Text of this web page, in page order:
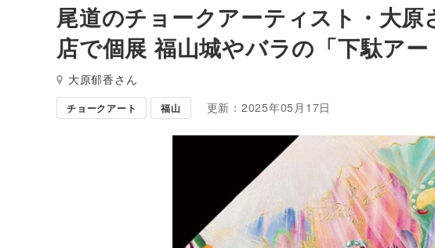
尾道のチョークアーティスト・大
店で個展 福山城やバラの「下駄ア
大原郁香さん
チョークアート 福山 更新：2025年05月17日